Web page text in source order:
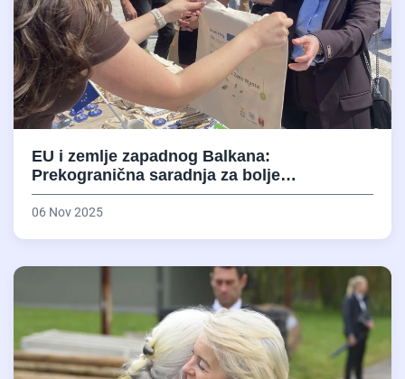
EU i zemlje zapadnog Balkana:
Prekogranična saradnja za bolje…
06 Nov 2025